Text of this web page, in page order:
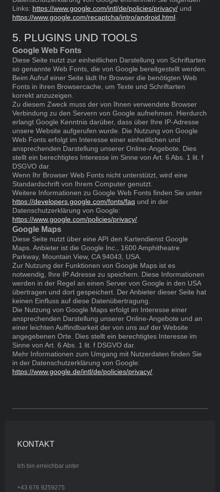
Links: https://www.google.com/intl/de/policies/privacy/ und
https://www.google.com/recaptcha/intro/android.html
5. PLUGINS UND TOOLS
Google Web Fonts
Diese Seite nutzt zur einheitlichen Darstellung von Schriftarten
so genannte Web Fonts, die von Google bereitgestellt werden.
Beim Aufruf einer Seite lädt Ihr Browser die benötigten Web
Fonts in ihren Browsercache, um Texte und Schriftarten
korrekt anzuzeigen.
Zu diesem Zweck muss der von Ihnen verwendete Browser
Verbindung zu den Servern von Google aufnehmen. Hierdurch
erlangt Google Kenntnis darüber, dass über Ihre IP-Adresse
unsere Website aufgerufen wurde. Die Nutzung von Google
Web Fonts erfolgt im Interesse einer einheitlichen und
ansprechenden Darstellung unserer Online-Angebote. Dies
stellt ein berechtigtes Interesse im Sinne von Art. 6 Abs. 1 lit. f
DSGVO dar.
Wenn Ihr Browser Web Fonts nicht unterstützt, wird eine
Standardschrift von Ihrem Computer genutzt.
Weitere Informationen zu Google Web Fonts finden Sie unter
https://developers.google.com/fonts/faq und in der
Datenschutzerklärung von Google:
https://www.google.com/policies/privacy/
Google Maps
Diese Seite nutzt über eine API den Kartendienst Google
Maps. Anbieter ist die Google Inc., 1600 Amphitheatre
Parkway, Mountain View, CA 94043, USA.
Zur Nutzung der Funktionen von Google Maps ist es
notwendig, Ihre IP Adresse zu speichern. Diese Informationen
werden in der Regel an einen Server von Google in den USA
übertragen und dort gespeichert. Der Anbieter dieser Seite hat
keinen Einfluss auf diese Datenübertragung.
Die Nutzung von Google Maps erfolgt im Interesse einer
ansprechenden Darstellung unserer Online-Angebote und an
einer leichten Auffindbarkeit der von uns auf der Website
angegebenen Orte. Dies stellt ein berechtigtes Interesse im
Sinne von Art. 6 Abs. 1 lit. f DSGVO dar.
Mehr Informationen zum Umgang mit Nutzerdaten finden Sie
in der Datenschutzerklärung von Google:
https://www.google.de/intl/de/policies/privacy/
KONTAKT
Ich bin erreichbar unter
+43 676 9259275